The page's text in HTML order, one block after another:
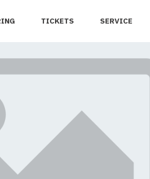
TICKETS SERVICE